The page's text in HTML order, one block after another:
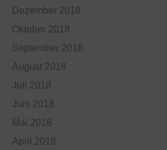
Dezember 2018
Oktober 2018
September 2018
August 2018
Juli 2018
Juni 2018
Mai 2018
April 2018